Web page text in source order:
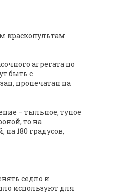
краскопультам
агрегата по
быть с
пропечатан на
– тыльное, тупое
то на
180 градусов,
седло и
используют для